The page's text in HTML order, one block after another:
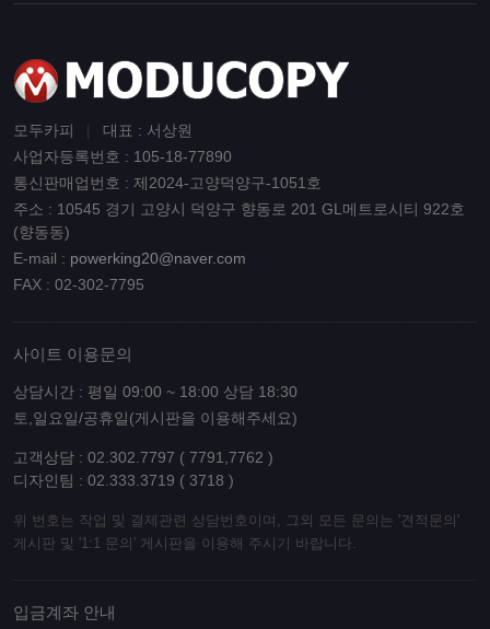
모두카피
대표 : 서상원
사업자등록번호 : 105-18-77890
통신판매업번호 : 제2024-고양덕양구-1051호
주소 : 10545 경기 고양시 덕양구 향동로 201 GL메트로시티 922호
(향동동)
E-mail : powerking20@naver.com
FAX : 02-302-7795
사이트 이용문의
상담시간 : 평일 09:00 ~ 18:00 상담 18:30
토,일요일/공휴일(게시판을 이용해주세요)
고객상담 : 02.302.7797 ( 7791,7762 )
디자인팀 : 02.333.3719 ( 3718 )
위 번호는 작업 및 결제관련 상담번호이며, 그외 모든 문의는 '견적문의'
게시판 및 '1:1 문의' 게시판을 이용해 주시기 바랍니다.
입금계좌 안내